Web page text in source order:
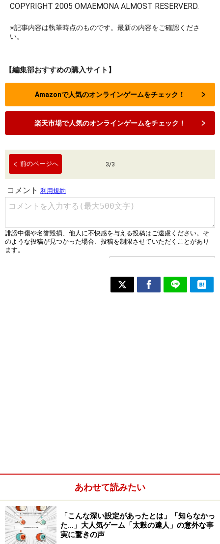
COPYRIGHT 2005 OMAEMONA ALMOST RESERVERD.
※記事内容は執筆時点のものです。最新の内容をご確認くださ
い。
【編集部おすすめの購入サイト】
Amazonで人気のオンラインゲームをチェック！
楽天市場で人気のオンラインゲームをチェック！
前のページへ 3/3
あわせて読みたい
「こんな深い設定があったとは」「知らなかっ
た…」大人気ゲーム「太鼓の達人」の意外な事
実に驚きの声